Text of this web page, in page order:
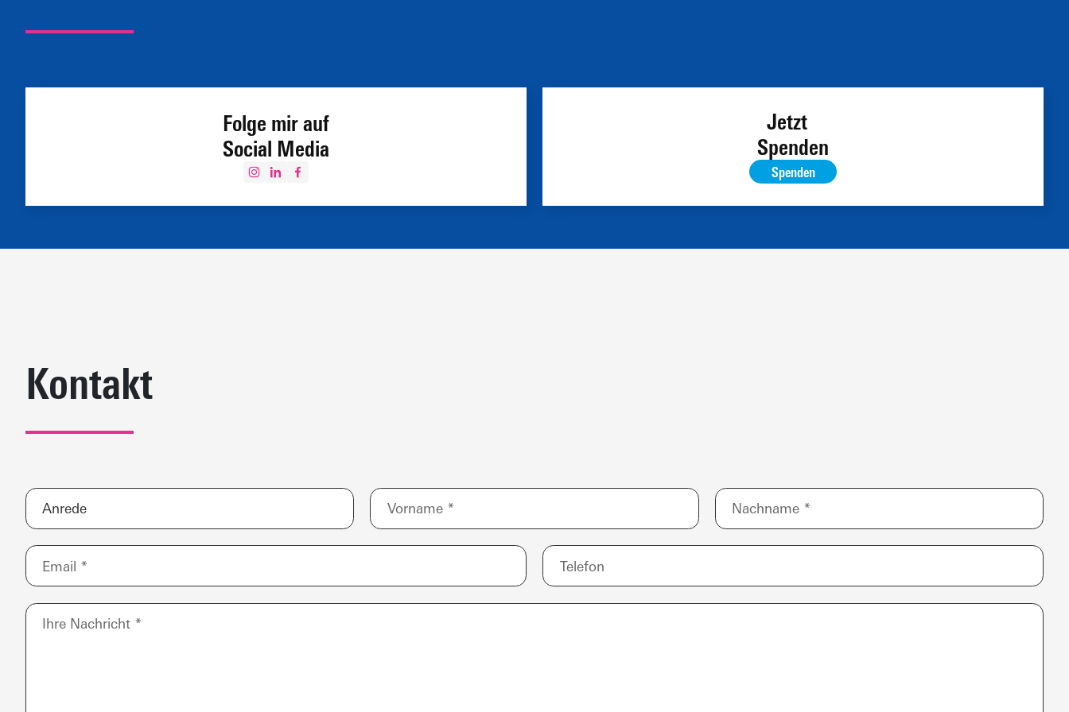
Folge mir auf
Social Media
Jetzt
Spenden
Spenden
Kontakt